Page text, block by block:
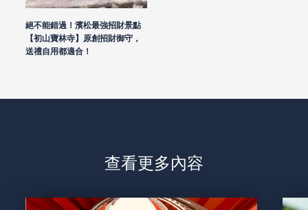
絕不能錯過！濱松最強招財景點
【初山寶林寺】原創招財御守，
送禮自用都適合！
查看更多內容